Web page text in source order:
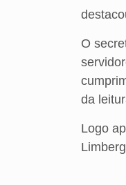
O
da
Logo